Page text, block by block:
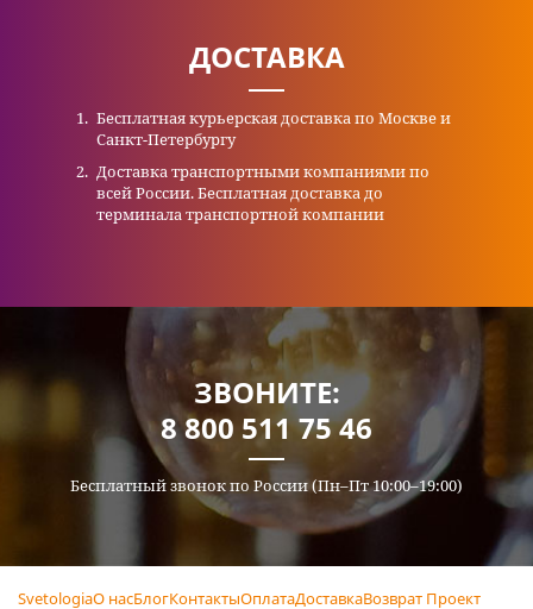
ДОСТАВКА
Бесплатная курьерская доставка по Москве и
Санкт-Петербургу
Доставка транспортными компаниями по
всей России. Бесплатная доставка до
терминала транспортной компании
ЗВОНИТЕ:
8 800 511 75 46
Бесплатный звонок по России (Пн–Пт 10:00–19:00)
SvetologiaО насБлогКонтактыОплатаДоставкаВозврат Проект